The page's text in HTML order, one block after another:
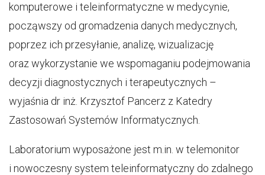
komputerowe i teleinformatyczne w medycynie,
począwszy od gromadzenia danych medycznych,
poprzez ich przesyłanie, analizę, wizualizację
oraz wykorzystanie we wspomaganiu podejmowania
decyzji diagnostycznych i terapeutycznych –
wyjaśnia dr inż. Krzysztof Pancerz z Katedry
Zastosowań Systemów Informatycznych.
Laboratorium wyposażone jest m.in. w telemonitor
i nowoczesny system teleinformatyczny do zdalnego